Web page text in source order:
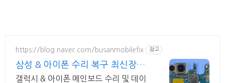
https://blog.naver.com/busanmobilefix 광고
삼성 & 아이폰 수리 복구 최신장비
와 정품부품 당일수리
갤럭시 & 아이폰 메인보드 수리 및 데이